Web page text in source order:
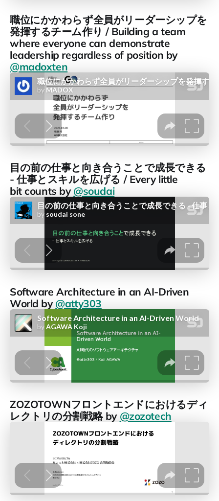
職位にかかわらず全員がリーダーシップを
発揮するチーム作り / Building a team
where everyone can demonstrate
leadership regardless of position by
@madoxten
目の前の仕事と向き合うことで成長できる
- 仕事とスキルを広げる / Every little
bit counts by@soudai
Software Architecture in an AI-Driven
World by@atty303
ZOZOTOWNフロントエンドにおけるディ
レクトリの分割戦略 by @zozotech